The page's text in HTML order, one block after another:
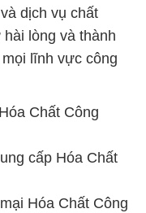
dịch vụ chất
lòng và thành
lĩnh vực công
Chất Công
cấp Hóa Chất
Hóa Chất Công